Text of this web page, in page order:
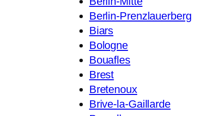
Berlin-Prenzlauerberg
Biars
Bologne
Bouafles
Brest
Bretenoux
Brive-la-Gaillarde